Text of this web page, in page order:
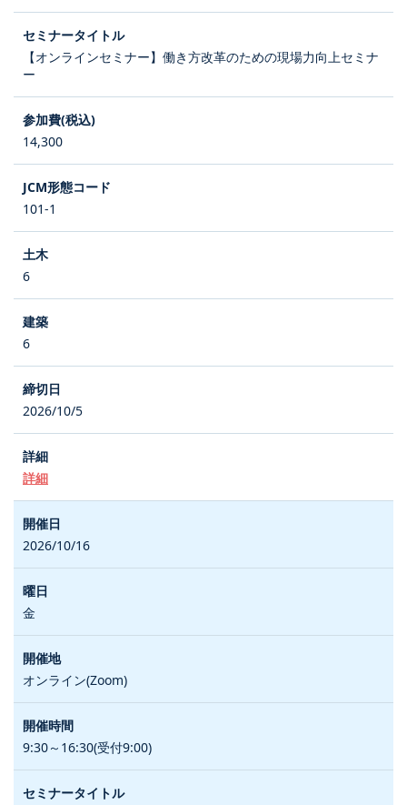
【オンラインセミナー】働き方改革のための現場力向上セミナ
ー
14,300
101-1
6
6
2026/10/5
詳細
2026/10/16
金
オンライン(Zoom)
9:30～16:30(受付9:00)